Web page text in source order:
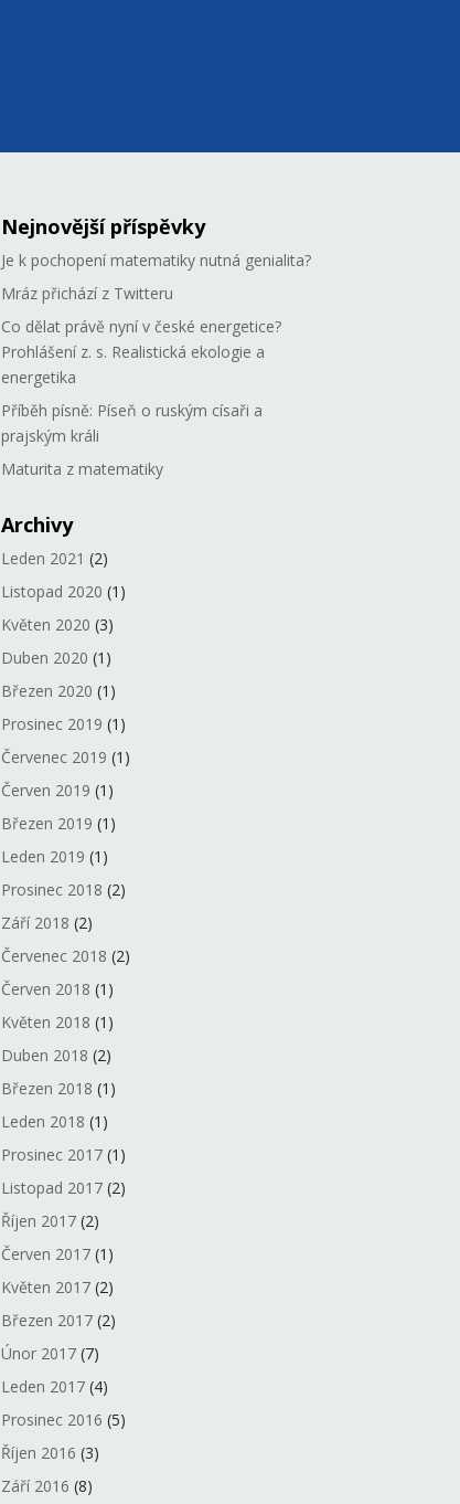
Nejnovější příspěvky
Je k pochopení matematiky nutná genialita?
Mráz přichází z Twitteru
Co dělat právě nyní v české energetice?
Prohlášení z. s. Realistická ekologie a
energetika
Příběh písně: Píseň o ruským císaři a
prajským králi
Maturita z matematiky
Archivy
Leden 2021 (2)
Listopad 2020 (1)
Květen 2020 (3)
Duben 2020 (1)
Březen 2020 (1)
Prosinec 2019 (1)
Červenec 2019 (1)
Červen 2019 (1)
Březen 2019 (1)
Leden 2019 (1)
Prosinec 2018 (2)
Září 2018 (2)
Červenec 2018 (2)
Červen 2018 (1)
Květen 2018 (1)
Duben 2018 (2)
Březen 2018 (1)
Leden 2018 (1)
Prosinec 2017(1)
Listopad 2017(2)
Říjen 2017(2)
Červen 2017(1)
Květen 2017(2)
Březen 2017(2)
Únor 2017(7)
Leden 2017(4)
Prosinec 2016 (5)
Říjen 2016 (3)
Září 2016 (8)